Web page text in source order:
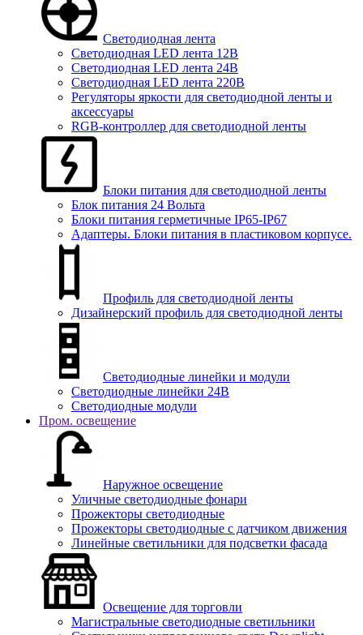
Светодиодная лента
Светодиодная LED лента 12В
Светодиодная LED лента 24В
Светодиодная LED лента 220В
Регуляторы яркости для светодиодной ленты и
аксессуары
RGB-контроллер для светодиодной ленты
Блоки питания для светодиодной ленты
Блок питания 24 Вольта
Блоки питания герметичные IP65-IP67
Адаптеры. Блоки питания в пластиковом корпусе.
Профиль для светодиодной ленты
Дизайнерский профиль для светодиодной ленты
Светодиодные линейки и модули
Светодиодные линейки 24В
Светодиодные модули
Пром. освещение
Наружное освещение
Уличные светодиодные фонари
Прожекторы светодиодные
Прожекторы светодиодные с датчиком движения
Линейные светильники для подсветки фасада
Освещение для торговли
Магистральные светодиодные светильники